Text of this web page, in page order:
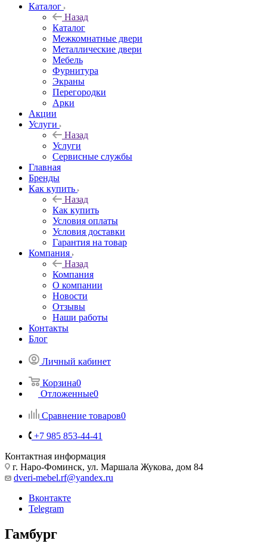
Каталог
Назад
Каталог
Межкомнатные двери
Металлические двери
Мебель
Фурнитура
Экраны
Перегородки
Арки
Акции
Услуги
Назад
Услуги
Сервисные службы
Главная
Бренды
Как купить
Назад
Как купить
Условия оплаты
Условия доставки
Гарантия на товар
Компания
Назад
Компания
О компании
Новости
Отзывы
Наши работы
Контакты
Блог
Личный кабинет
Корзина0
Отложенные0
Сравнение товаров0
+7 985 853-44-41
Контактная информация
г. Наро-Фоминск, ул. Маршала Жукова, дом 84
dveri-mebel.rf@yandex.ru
Вконтакте
Telegram
Гамбург